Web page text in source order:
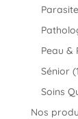
Peau &
Sénior
Soins
Nos